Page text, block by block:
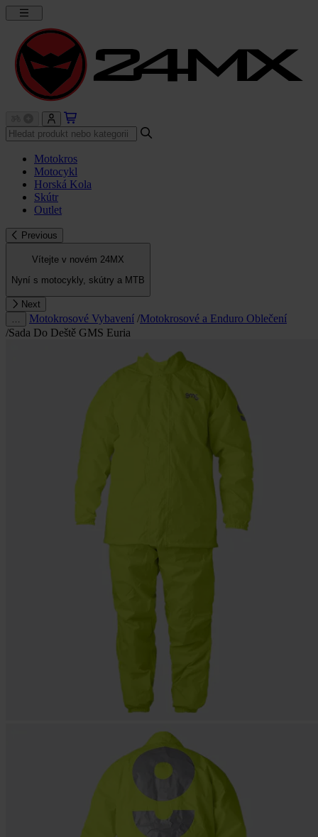
Motokros
Motocykl
Horská Kola
Skútr
Outlet
Previous
Vítejte v novém 24MX
Nyní s motocykly, skútry a MTB
Next
Motokrosové Vybavení /Motokrosové a Enduro Oblečení
/Sada Do Deště GMS Euria